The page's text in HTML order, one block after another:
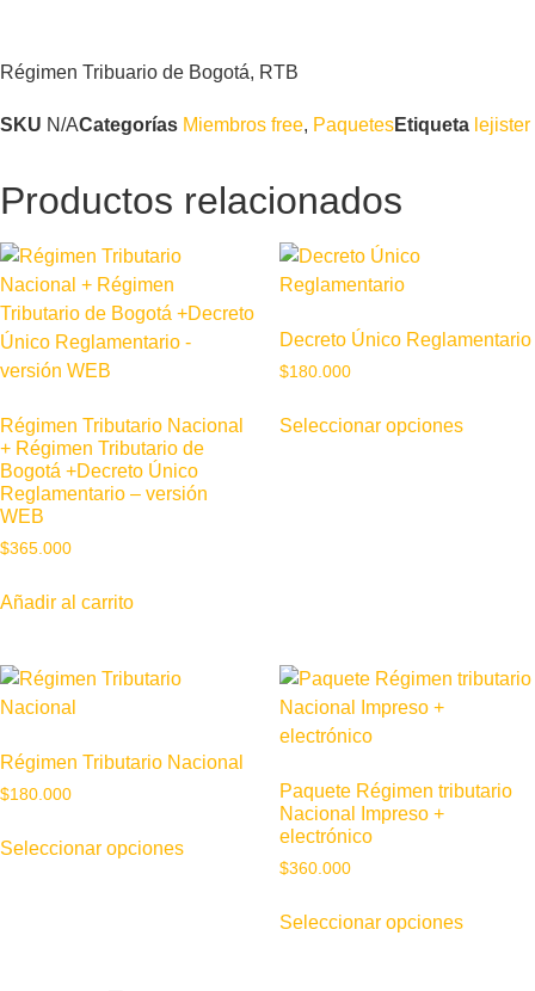
Régimen Tribuario de Bogotá, RTB
SKU N/ACategorías Miembros free, PaquetesEtiqueta lejister
Productos relacionados
Régimen Tributario Nacional
+ Régimen Tributario de
Bogotá +Decreto Único
Reglamentario – versión
WEB
$365.000
Añadir al carrito
Decreto Único Reglamentario
$180.000
Seleccionar opciones
Régimen Tributario Nacional
$180.000
Seleccionar opciones
Paquete Régimen tributario
Nacional Impreso +
electrónico
$360.000
Seleccionar opciones